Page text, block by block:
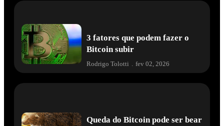
3 fatores que podem fazer o
Bitcoin subir
Rodrigo Tolotti fev 02, 2026
Queda do Bitcoin pode ser bear